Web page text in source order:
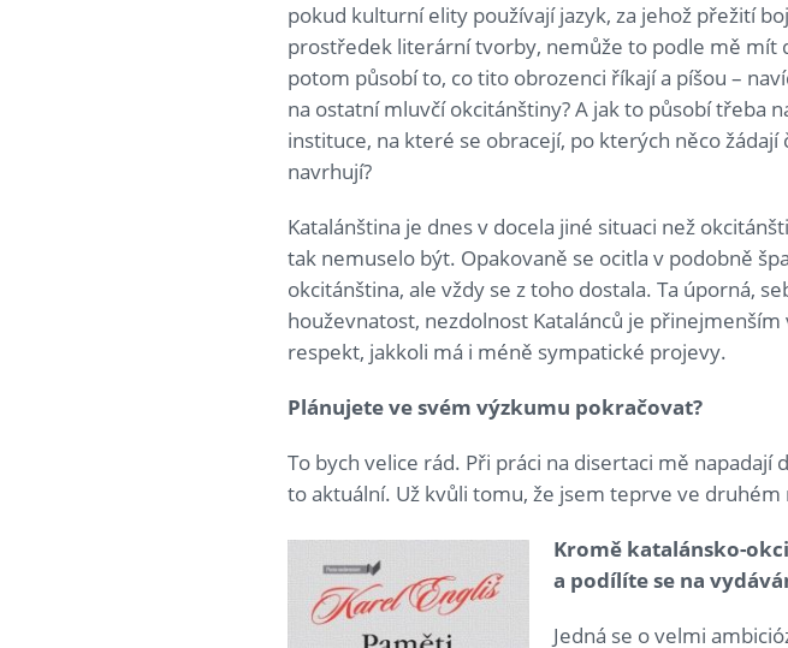
pokud kulturní elity používají jazyk, za jehož přežití
prostředek literární tvorby, nemůže to podle mě mít
potom působí to, co tito obrozenci říkají a píšou –
na ostatní mluvčí okcitánštiny? A jak to působí třeba
instituce, na které se obracejí, po kterých něco
navrhují?
Katalánština je dnes v docela jiné situaci než
tak nemuselo být. Opakovaně se ocitla v podobně
okcitánština, ale vždy se z toho dostala. Ta úporná,
houževnatost, nezdolnost Katalánců je
respekt, jakkoli má i méně sympatické projevy.
Plánujete ve svém výzkumu pokračovat?
To bych velice rád. Při práci na disertaci mě
to aktuální. Už kvůli tomu, že jsem teprve ve
Kromě katalánsko-
a podílíte se na
Jedná se o velmi